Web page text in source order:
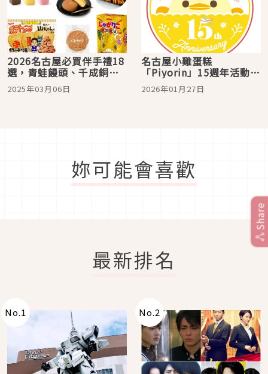
2026名古屋必買伴手禮18
選，青蛙饅頭、千成銅鑼
燒、外郎餅等名古屋特色
點心，看這篇準沒錯
2025年03月06日
名古屋小雞蛋糕
「Piyorin」15週年活動滿
滿！三隻小雞萌登
「TOICA」卡面，武將造
2026年01月27日
妳可能會喜歡
最新排名
No.1 No.2
Share